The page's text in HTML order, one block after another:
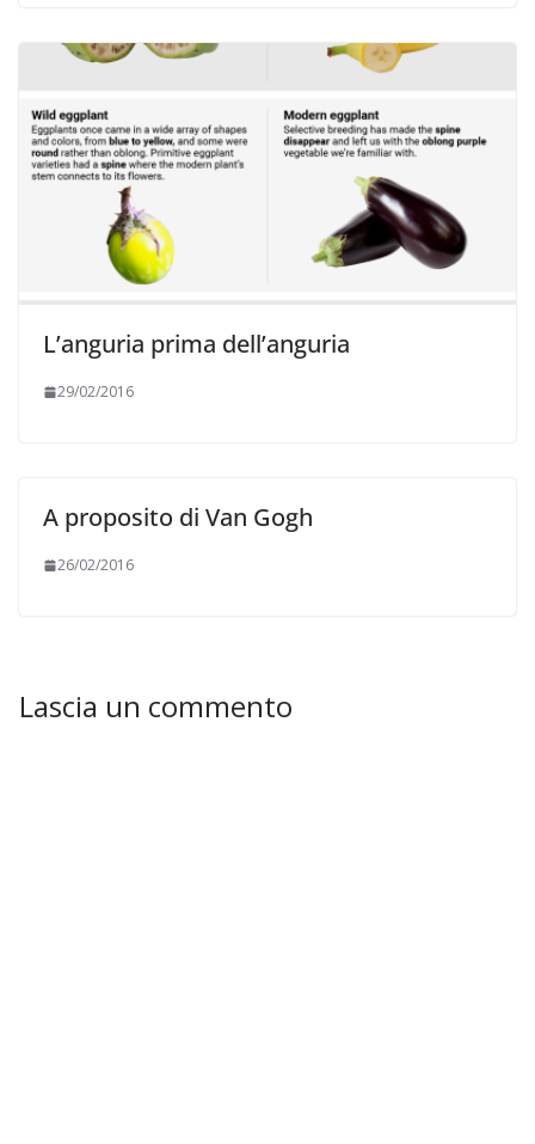
L’anguria prima dell’anguria
29/02/2016
A proposito di Van Gogh
26/02/2016
Lascia un commento